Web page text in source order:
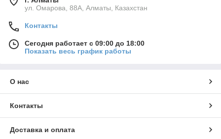
ул. Омарова, 88А, Алматы, Казахстан
Контакты
Сегодня работает с 09:00 до 18:00
Показать весь график работы
О нас
Контакты
Доставка и оплата